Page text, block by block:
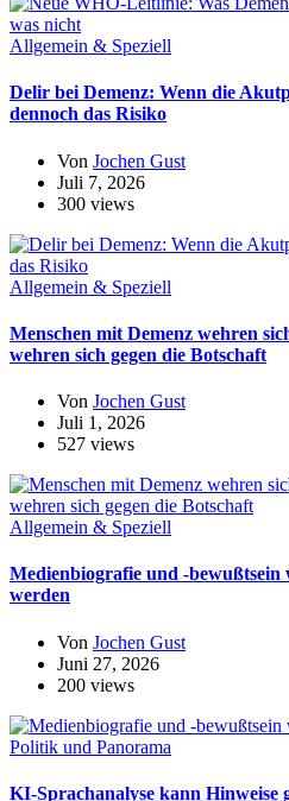
Allgemein & Speziell
Delir bei Demenz: Wenn die
dennoch das Risiko
Von Jochen Gust
Juli 7, 2026
300 views
Allgemein & Speziell
Menschen mit Demenz wehren
wehren sich gegen die Botschaft
Von Jochen Gust
Juli 1, 2026
527 views
Allgemein & Speziell
Medienbiografie und -bewußtsein
werden
Von Jochen Gust
Juni 27, 2026
200 views
Politik und Panorama
KI-Sprachanalyse kann Hinweise